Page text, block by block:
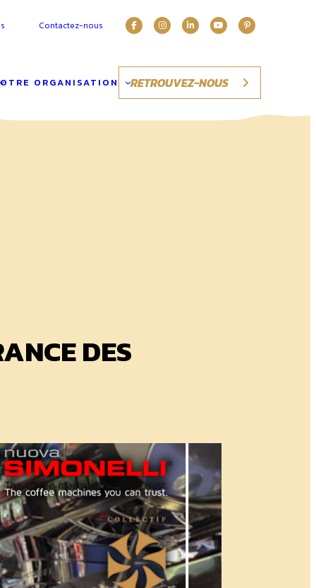
ORGANISATION RETROUVEZ-NOUS
Contactez-nous
DES